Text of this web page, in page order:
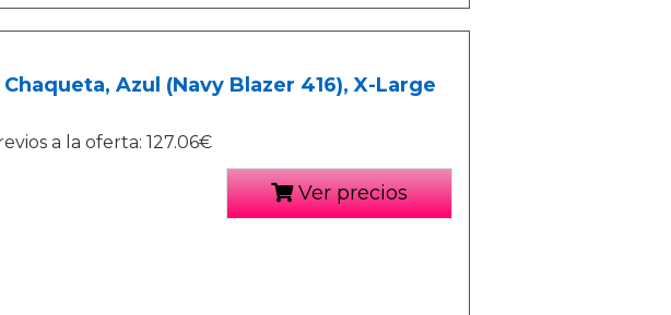
Azul (Navy Blazer 416), X-Large
a la oferta: 127.06€
Ver precios